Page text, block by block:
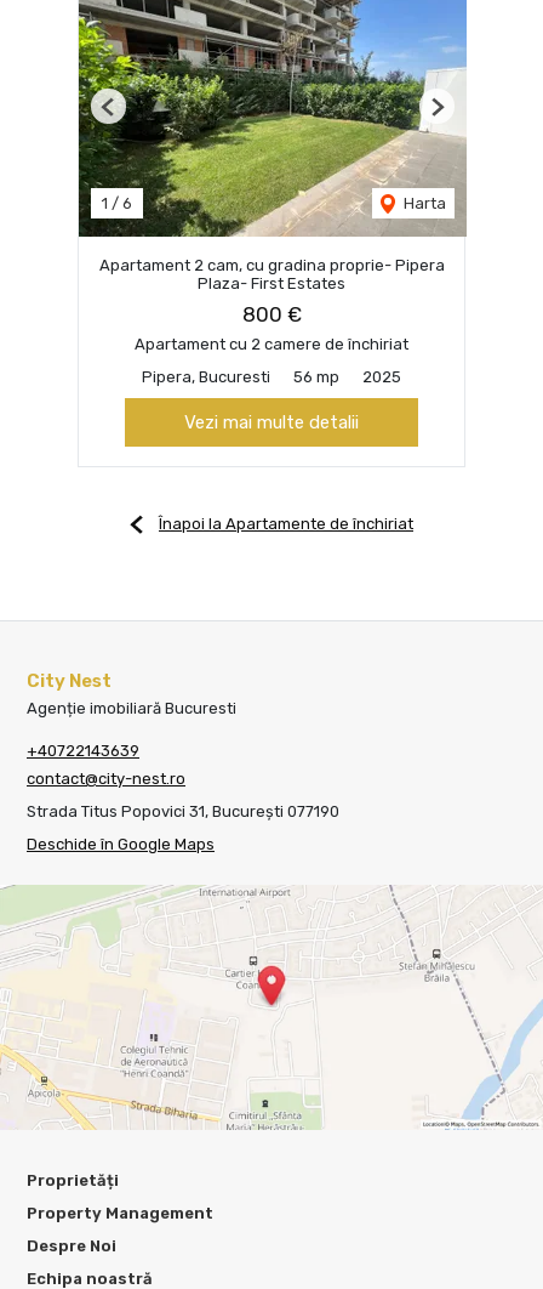
1 / 6 Harta
Previous Next
Apartament 2 cam, cu gradina proprie- Pipera
Plaza- First Estates
800 €
Apartament cu 2 camere de închiriat
Pipera, Bucuresti
56 mp 2025
Vezi mai multe detalii
Înapoi la Apartamente de închiriat
City Nest
Agenție imobiliară Bucuresti
+40722143639
contact@city-nest.ro
Strada Titus Popovici 31, București 077190
Deschide în Google Maps
Proprietăți
Property Management
Despre Noi
Echipa noastră